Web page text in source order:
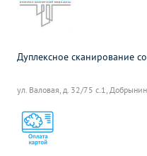
ул. Валовая, д. 32/75 с.1,
Дуплексное сканирование